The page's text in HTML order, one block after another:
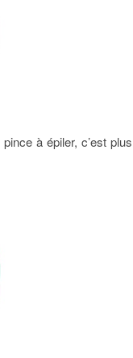
à épiler, c’est plus